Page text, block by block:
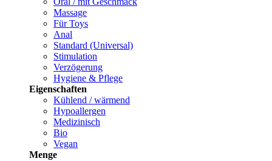
Massage
Für Toys
Anal
Standard (Universal)
Stimulation
Verzögerung
Hygiene & Pflege
Eigenschaften
Kühlend / wärmend
Hypoallergen
Medizinisch
Bio
Vegan
Menge